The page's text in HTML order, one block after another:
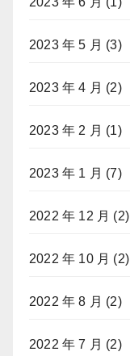
2023 年 5 月 (3)
2023 年 4 月 (2)
2023 年 2 月 (1)
2023 年 1 月 (7)
2022 年 12 月 (2)
2022 年 10 月 (2)
2022 年 8 月 (2)
2022 年 7 月 (2)